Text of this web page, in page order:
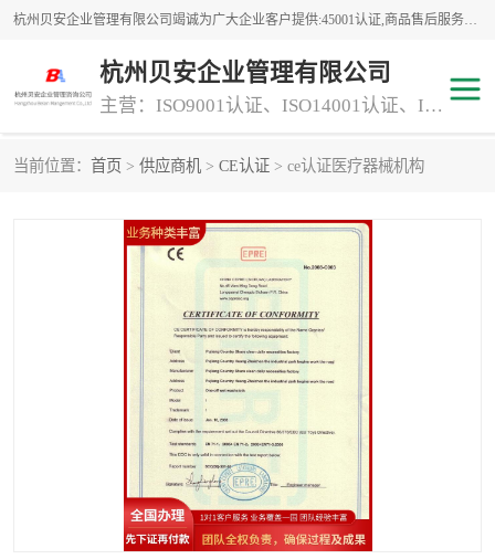
杭州贝安企业管理有限公司竭诚为广大企业客户提供:45001认证,商品售后服务认证,CE认证,知识产权体系认证,iso体系认证等服务,公司提供一条认证服务,方便快捷.
杭州贝安企业管理有限公司
主营：ISO9001认证、ISO14001认证、ISO认证、ISO22000认证、ISO/TS16949认证,FSC森林认证
当前位置： 首页 > 供应商机 > CE认证 > ce认证医疗器械机构
专业资质评价证书(1)
45001认证
知识产权体系认证
消防设施工程专业承包
交通运输服务认证 CCRC认证